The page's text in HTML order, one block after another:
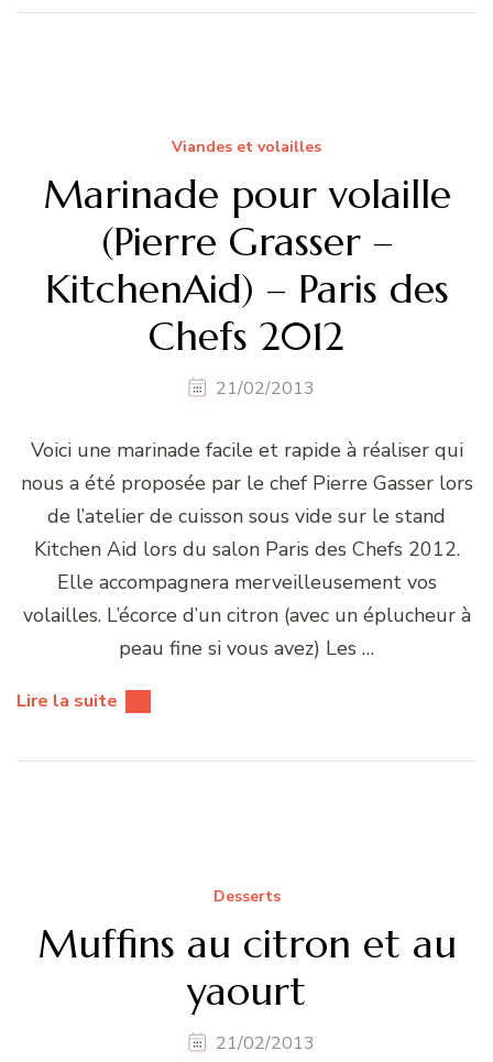
Viandes et volailles
Marinade pour volaille
(Pierre Grasser –
KitchenAid) – Paris des
Chefs 2012
21/02/2013
Voici une marinade facile et rapide à réaliser qui
nous a été proposée par le chef Pierre Gasser lors
de l’atelier de cuisson sous vide sur le stand
Kitchen Aid lors du salon Paris des Chefs 2012.
Elle accompagnera merveilleusement vos
volailles. L’écorce d’un citron (avec un éplucheur à
peau fine si vous avez) Les …
Lire la suite
Desserts
Muffins au citron et au
yaourt
21/02/2013